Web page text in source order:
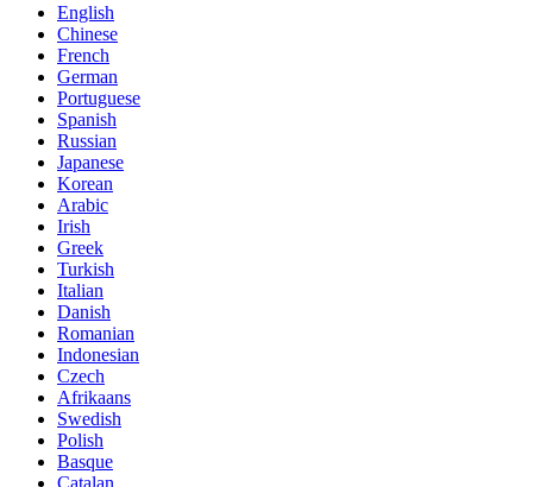
English
Chinese
French
German
Portuguese
Spanish
Russian
Japanese
Korean
Arabic
Irish
Greek
Turkish
Italian
Danish
Romanian
Indonesian
Czech
Afrikaans
Swedish
Polish
Basque
Catalan